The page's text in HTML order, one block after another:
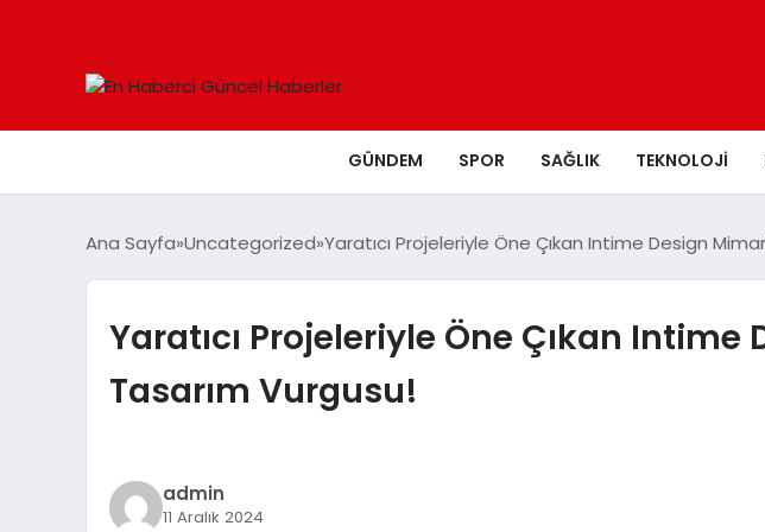
GÜNDEM SPOR SAĞLIK TEKNOLOJI
Ana Sayfa Uncategorized Yaratıcı Projeleriyle Öne Çıkan Intime Design
Yaratıcı Projeleriyle Öne Çıkan
Tasarım Vurgusu!
admin
11 Aralık 2024